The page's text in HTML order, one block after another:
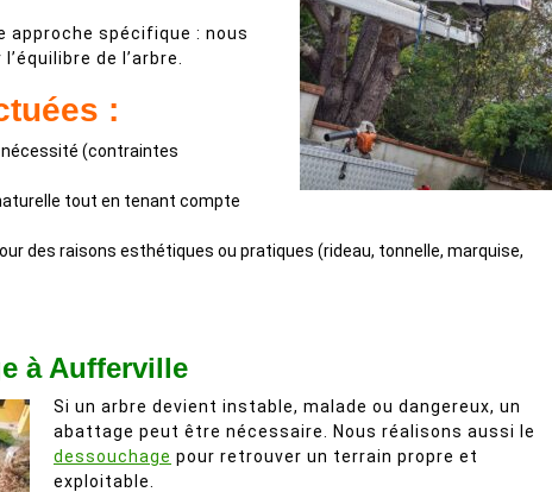
approche spécifique : nous
de l’arbre.
:
nécessité (contraintes
tout en tenant compte
des raisons esthétiques ou pratiques (rideau, tonnelle, marquise,
à Aufferville
Si un arbre devient instable, malade ou dangereux, un
abattage peut être nécessaire. Nous réalisons aussi le
dessouchage pour retrouver un terrain propre et
exploitable.